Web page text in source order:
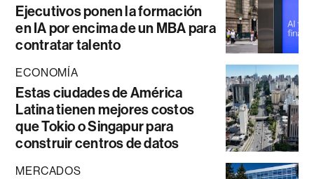
Ejecutivos ponen la formación
en IA por encima de un MBA para
contratar talento
ECONOMÍA
Estas ciudades de América
Latina tienen mejores costos
que Tokio o Singapur para
construir centros de datos
MERCADOS